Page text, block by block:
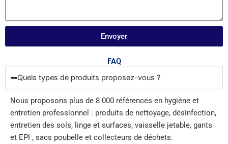
Envoyer
FAQ
Quels types de produits proposez-vous ?
Nous proposons plus de 8 000 références en hygiène et
entretien professionnel : produits de nettoyage, désinfection,
entretien des sols, linge et surfaces, vaisselle jetable, gants
et EPI , sacs poubelle et collecteurs de déchets.